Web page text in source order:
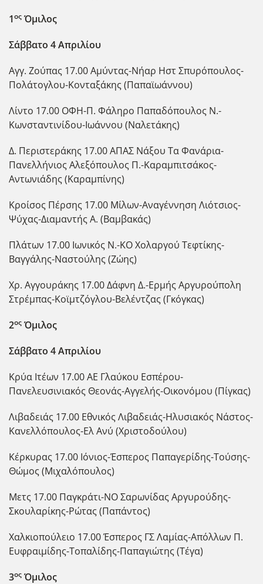
1ος Όμιλος
Σάββατο 4 Απριλίου
Αγγ. Ζούπας 17.00 Αμύντας-Νήαρ Ηστ Σπυρόπουλος-
Πολάτογλου-Κονταξάκης (Παπαϊωάννου)
Λίντο 17.00 ΟΦΗ-Π. Φάληρο Παπαδόπουλος Ν.-
Κωνσταντινίδου-Ιωάννου (Ναλετάκης)
Δ. Περιστεράκης 17.00 ΑΠΑΣ Νάξου Τα Φανάρια-
Πανελλήνιος Αλεξόπουλος Π.-Καραμπιτσάκος-
Αντωνιάδης (Καραμπίνης)
Κροίσος Πέρσης 17.00 Μίλων-Αναγέννηση Λιότσιος-
Ψύχας-Διαμαντής Α. (Βαμβακάς)
Πλάτων 17.00 Ιωνικός Ν.-ΚΟ Χολαργού Τεφτίκης-
Βαγγάλης-Ναστούλης (Ζώης)
Χρ. Αγγουράκης 17.00 Δάφνη Δ.-Ερμής Αργυρούπολη
Στρέμπας-Κοϊμτζόγλου-Βελέντζας (Γκόγκας)
2ος Όμιλος
Σάββατο 4 Απριλίου
Κρύα Ιτέων 17.00 ΑΕ Γλαύκου Εσπέρου-
Πανελευσινιακός Θεονάς-Αγγελής-Οικονόμου (Πίγκας)
Λιβαδειάς 17.00 Εθνικός Λιβαδειάς-Ηλυσιακός Νάστος-
Κανελλόπουλος-Ελ Ανύ (Χριστοδούλου)
Κέρκυρας 17.00 Ιόνιος-Έσπερος Παπαγερίδης-Τούσης-
Θώμος (Μιχαλόπουλος)
Μετς 17.00 Παγκράτι-ΝΟ Σαρωνίδας Αργυρούδης-
Σκουλαρίκης-Ρώτας (Παπάντος)
Χαλκιοπούλειο 17.00 Έσπερος ΓΣ Λαμίας-Απόλλων Π.
Ευφραιμίδης-Τοπαλίδης-Παπαγιώτης (Τέγα)
3ος Όμιλος